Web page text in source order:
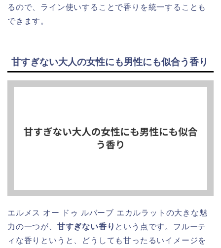
るので、ライン使いすることで香りを統一することも
できます。
甘すぎない大人の女性にも男性にも似合う香り
エルメス オー ドゥ ルバーブ エカルラットの大きな魅
力の一つが、 甘すぎない香り という点です。フルーテ
ィな香りというと、どうしても甘ったるいイメージを